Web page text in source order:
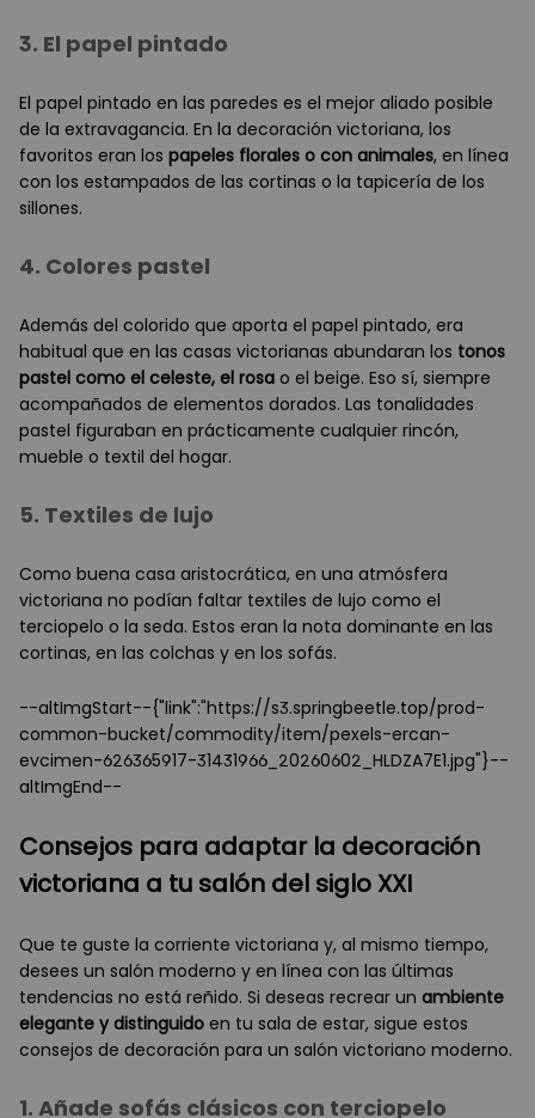
3. El papel pintado
El papel pintado en las paredes es el mejor aliado posible
de la extravagancia. En la decoración victoriana, los
favoritos eran los papeles florales o con animales, en línea
con los estampados de las cortinas o la tapicería de los
sillones.
4. Colores pastel
Además del colorido que aporta el papel pintado, era
habitual que en las casas victorianas abundaran los tonos
pastel como el celeste, el rosa o el beige. Eso sí, siempre
acompañados de elementos dorados. Las tonalidades
pastel figuraban en prácticamente cualquier rincón,
mueble o textil del hogar.
5. Textiles de lujo
Como buena casa aristocrática, en una atmósfera
victoriana no podían faltar textiles de lujo como el
terciopelo o la seda. Estos eran la nota dominante en las
cortinas, en las colchas y en los sofás.
--altImgStart--{"link":"https://s3.springbeetle.top/prod-
common-bucket/commodity/item/pexels-ercan-
evcimen-626365917-31431966_20260602_HLDZA7E1.jpg"}--
altImgEnd--
Consejos para adaptar la decoración
victoriana a tu salón del siglo XXI
Que te guste la corriente victoriana y, al mismo tiempo,
desees un salón moderno y en línea con las últimas
tendencias no está reñido. Si deseas recrear un ambiente
elegante y distinguido en tu sala de estar, sigue estos
consejos de decoración para un salón victoriano moderno.
1. Añade sofás clásicos con terciopelo